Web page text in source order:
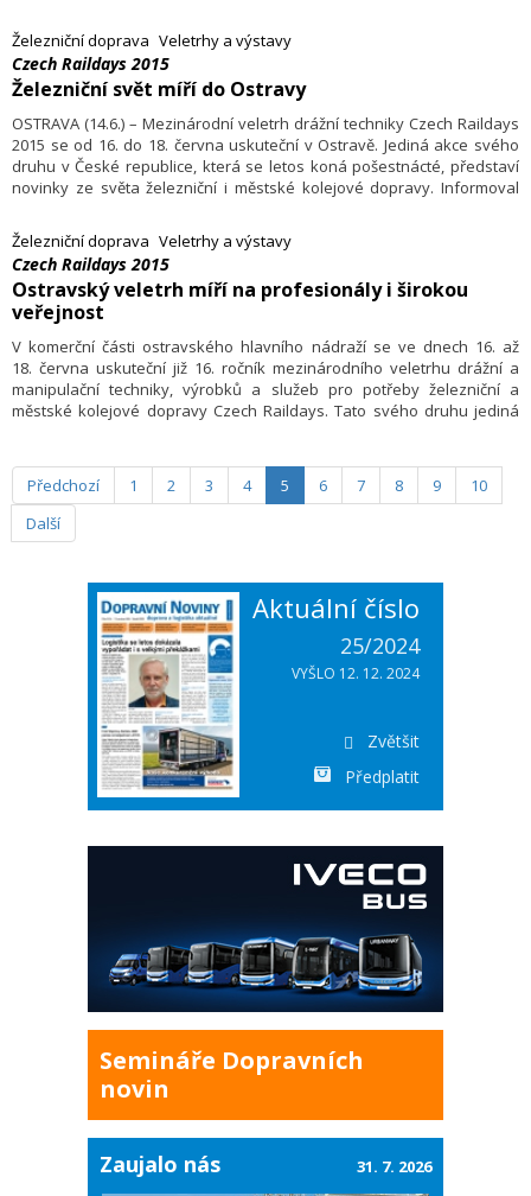
stále více a více ovlivňují automobilový průmysl, dopravu i logistiku.
Železniční doprava Veletrhy a výstavy
Czech Raildays 2015
Železniční svět míří do Ostravy
OSTRAVA (14.6.) – Mezinárodní veletrh drážní techniky Czech Raildays
2015 se od 16. do 18. června uskuteční v Ostravě. Jediná akce svého
druhu v České republice, která se letos koná pošestnácté, představí
novinky ze světa železniční i městské kolejové dopravy. Informoval
Železniční doprava Veletrhy a výstavy
Czech Raildays 2015
Ostravský veletrh míří na profesionály i širokou
veřejnost
V komerční části ostravského hlavního nádraží se ve dnech 16. až
18. června uskuteční již 16. ročník mezinárodního veletrhu drážní a
manipulační techniky, výrobků a služeb pro potřeby železniční a
městské kolejové dopravy Czech Raildays. Tato svého druhu jediná
Předchozí
1 2 3 4 5 6 7 8 9
10
Další
Aktuální číslo
25/2024
VYŠLO 12. 12. 2024
Zvětšit
Předplatit
Semináře Dopravních
novin
Zaujalo nás 31. 7. 2026